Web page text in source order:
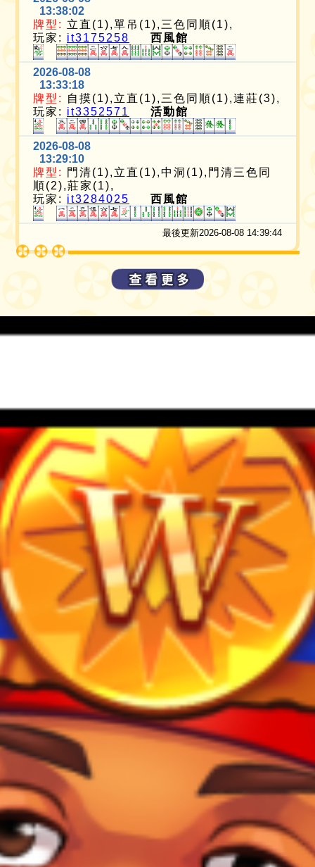
13:38:02
牌型: 立直(1),單吊(1),三色同順(1),
玩家: it3175258 西風館
2026-08-08
13:33:18
牌型:
自摸(1),立直(1),三色同順(1),連莊(3),
玩家: it3352571 活動館
2026-08-08
13:29:10
牌型:
門清(1),立直(1),中洞(1),門清三色同
順(2),莊家(1),
玩家: it3284025 西風館
最後更新2026-08-08 14:39:44